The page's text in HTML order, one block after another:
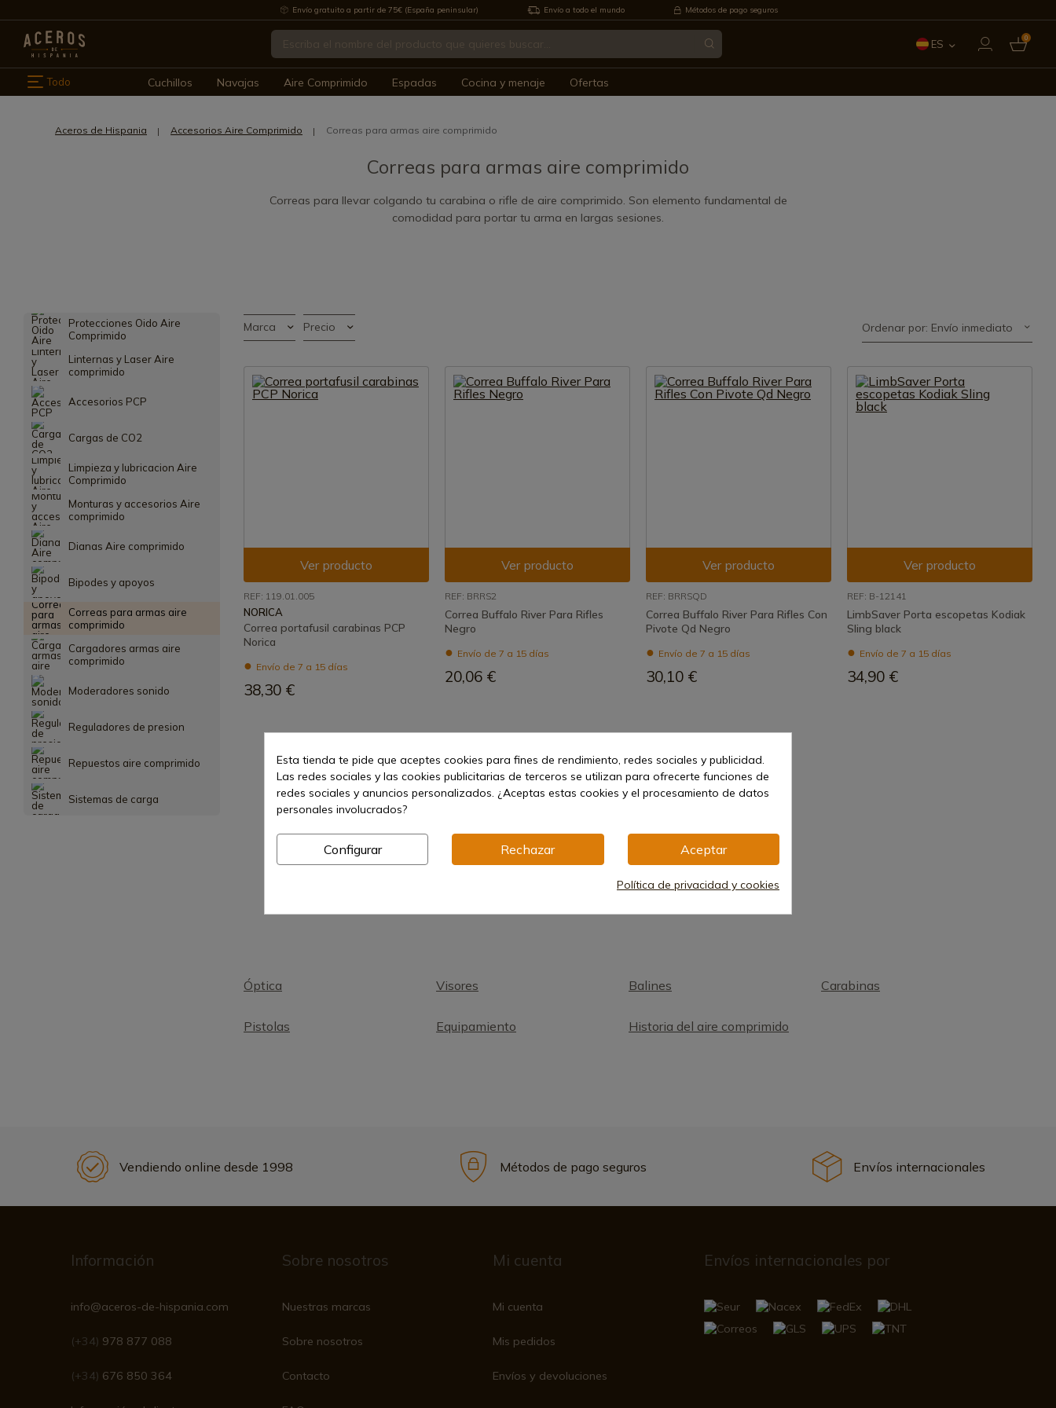
Envío gratuito a partir de 75€ (España peninsular) Envío a todo el mundo Métodos de pago seguros
ES 0
Todo Cuchillos Navajas Aire Comprimido Espadas Cocina y menaje Ofertas
Aceros de Hispania Accesorios Aire Comprimido Correas para armas aire comprimido
Correas para armas aire comprimido
Correas para llevar colgando tu carabina o rifle de aire comprimido. Son elemento fundamental de
comodidad para portar tu arma en largas sesiones.
Protecciones Oido Aire
Comprimido
Linternas y Laser Aire
comprimido
Accesorios PCP
Cargas de CO2
Limpieza y lubricacion Aire
Comprimido
Monturas y accesorios Aire
comprimido
Dianas Aire comprimido
Bipodes y apoyos
Correas para armas aire
comprimido
Cargadores armas aire
comprimido
Moderadores sonido
Reguladores de presion
Repuestos aire comprimido
Sistemas de carga
Marca Precio Ordenar por: Envío inmediato
Ver producto
REF: 119.01.005
NORICA
Correa portafusil carabinas PCP
Norica
Envío de 7 a 15 días
38,30 €
Ver producto
REF: BRRS2
Correa Buffalo River Para Rifles
Negro
Envío de 7 a 15 días
20,06 €
Ver producto
REF: BRRSQD
Correa Buffalo River Para Rifles Con
Pivote Qd Negro
Envío de 7 a 15 días
30,10 €
Ver producto
REF: B-12141
LimbSaver Porta escopetas Kodiak
Sling black
Envío de 7 a 15 días
34,90 €
1
Óptica Visores Balines Carabinas
Pistolas Equipamiento Historia del aire comprimido
Vendiendo online desde 1998 Métodos de pago seguros Envíos internacionales
Información
info@aceros-de-hispania.com
(+34) 978 877 088
(+34) 676 850 364
Sobre nosotros
Nuestras marcas
Sobre nosotros
Contacto
Mi cuenta
Mi cuenta
Mis pedidos
Envíos y devoluciones
Envíos internacionales por
Esta tienda te pide que aceptes cookies para fines de rendimiento, redes sociales y publicidad.
Las redes sociales y las cookies publicitarias de terceros se utilizan para ofrecerte funciones de
redes sociales y anuncios personalizados. ¿Aceptas estas cookies y el procesamiento de datos
personales involucrados?
Configurar Rechazar Aceptar
Política de privacidad y cookies